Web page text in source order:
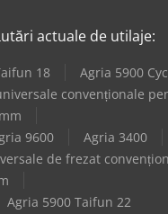
actuale de utilaje:
18
Agria 5900
convenționale
9600
Agria 3400
de frezat
Agria 5900 Taifun 22